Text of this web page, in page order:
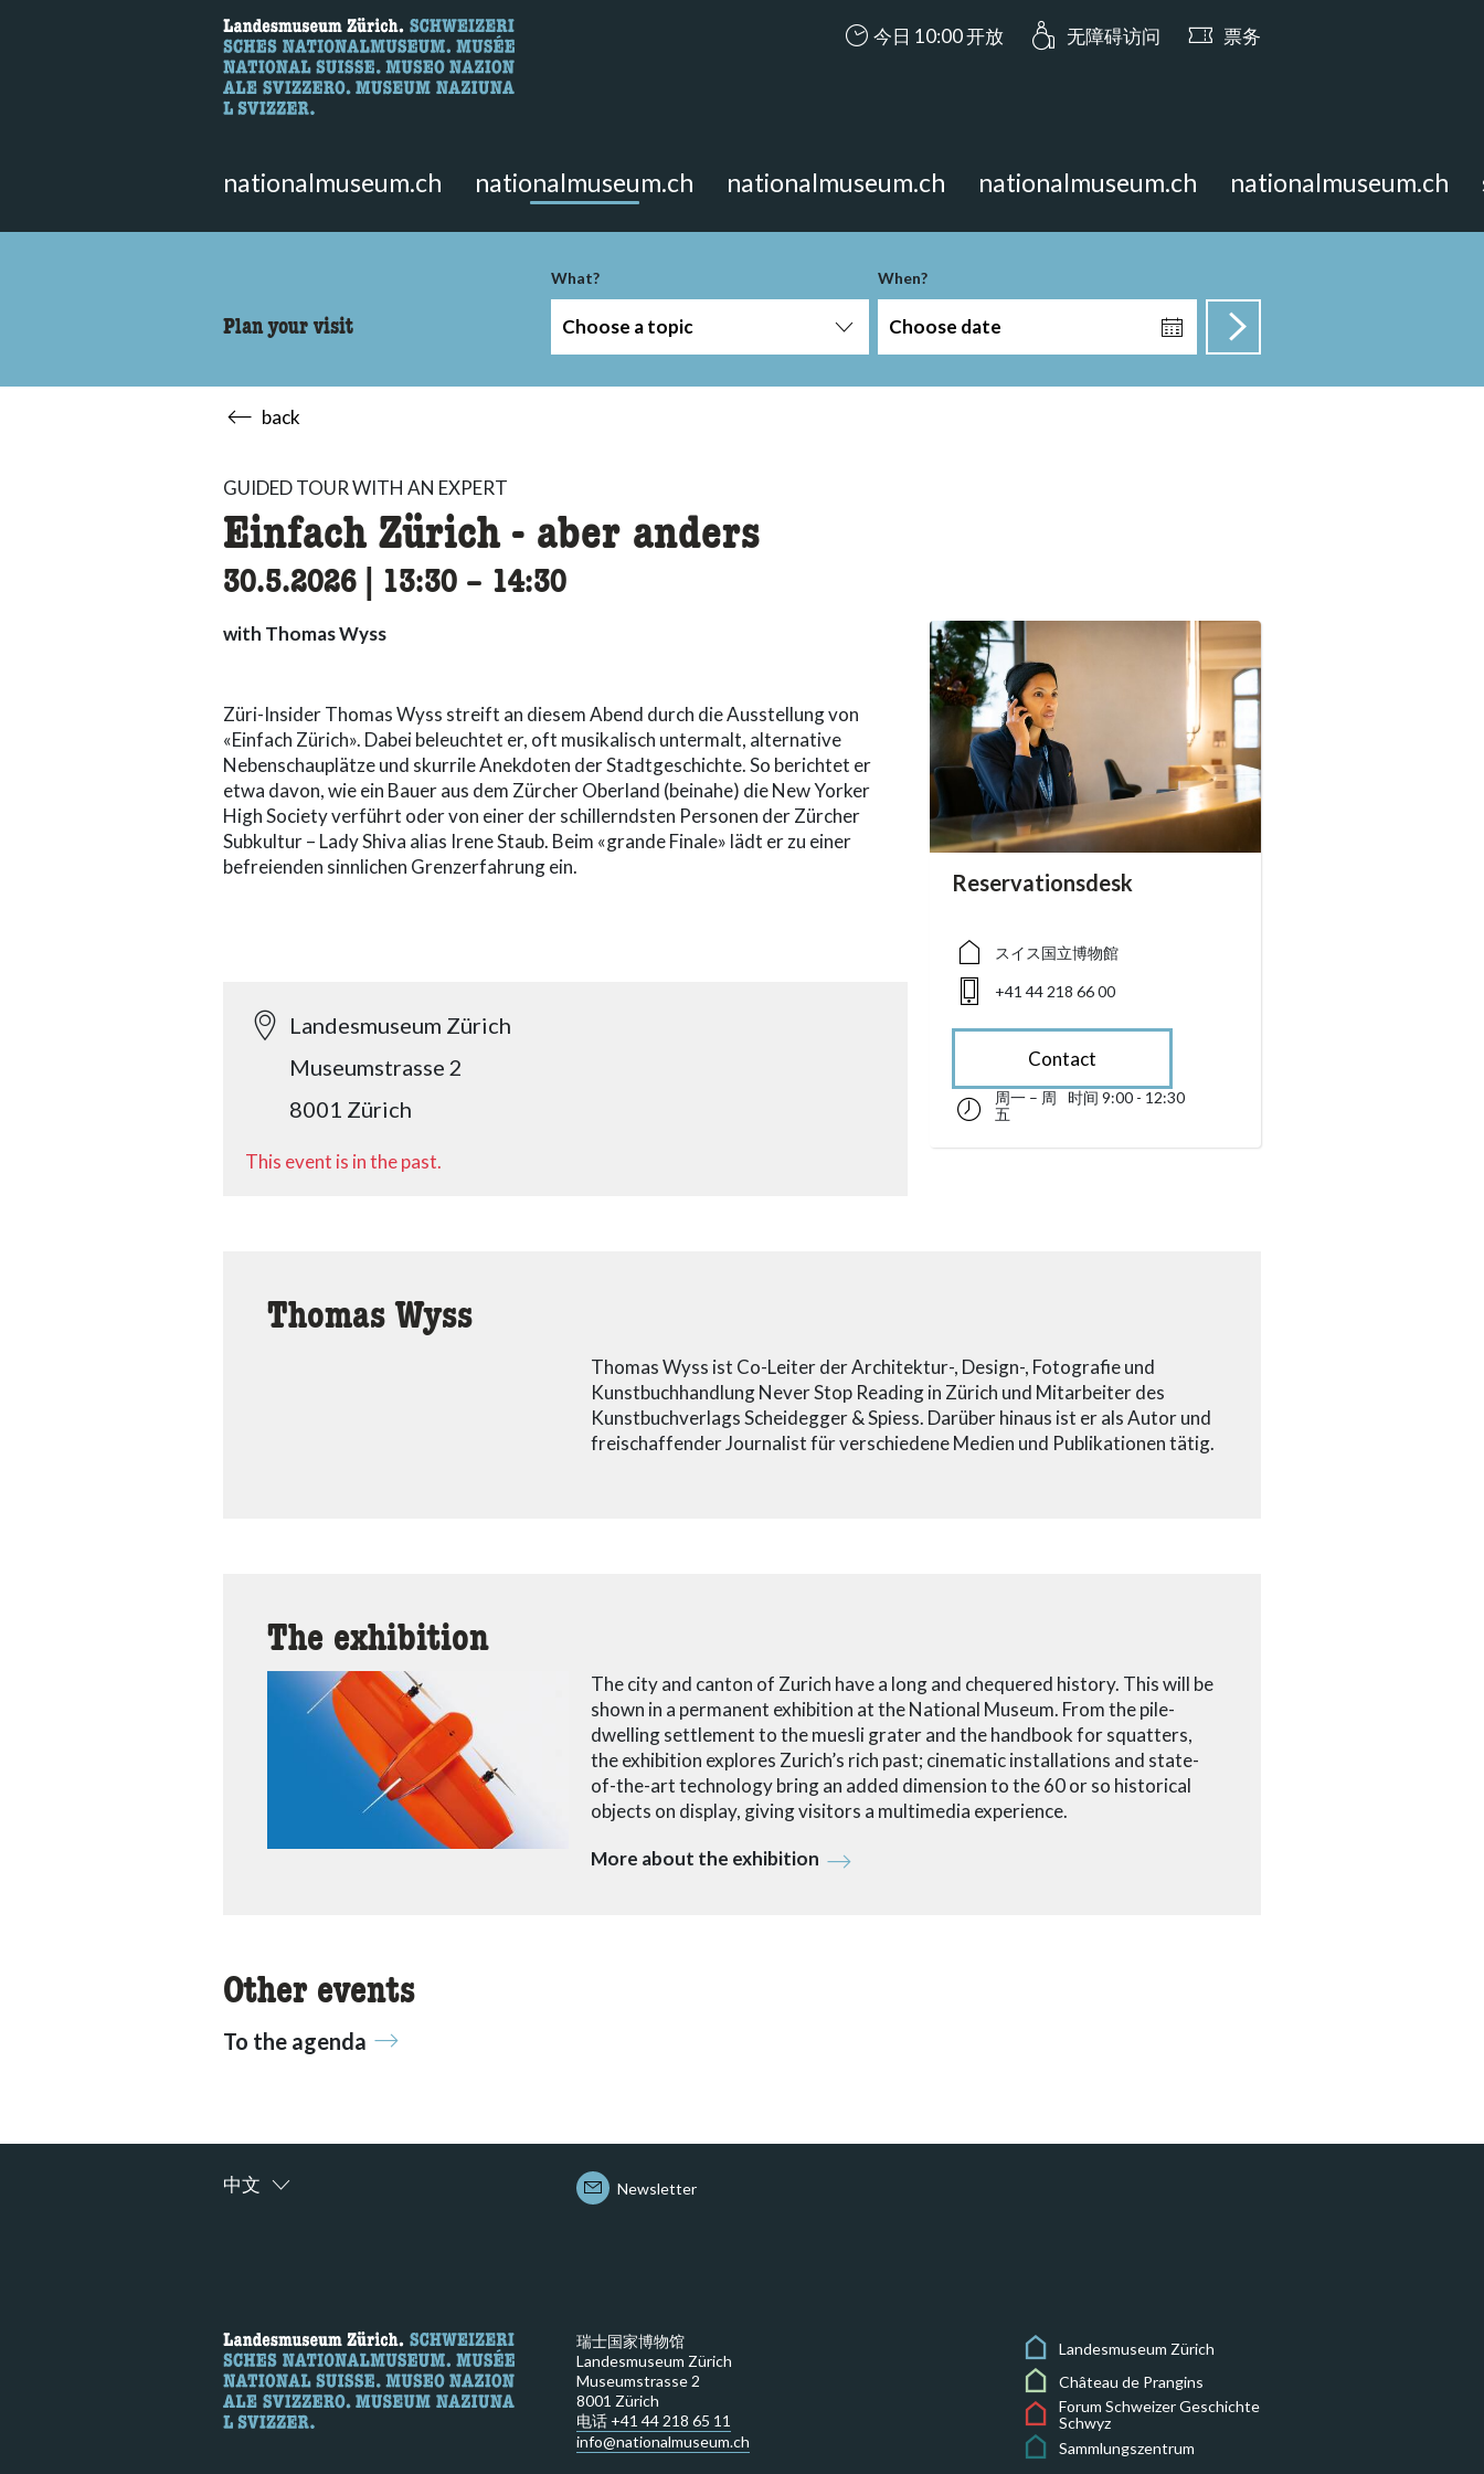
Here you can search for content on the page.
accessibility.aria.opening_hours: 今日 10:00 开放
今日 10:00 开放 无障碍访问 票务
nationalmuseum.ch nationalmuseum.ch nationalmuseum.ch nationalmuseum.ch nationalmuseum.ch
Plan your visit
What?
Choose a topic
When?
Choose date
back
GUIDED TOUR WITH AN EXPERT
Einfach Zürich - aber anders
30.5.2026 13:30 accessibility.time_to
– 14:30
with Thomas Wyss
Züri-Insider Thomas Wyss streift an diesem Abend durch die Ausstellung von
«Einfach Zürich». Dabei beleuchtet er, oft musikalisch untermalt, alternative
Nebenschauplätze und skurrile Anekdoten der Stadtgeschichte. So berichtet er
etwa davon, wie ein Bauer aus dem Zürcher Oberland (beinahe) die New Yorker
High Society verführt oder von einer der schillerndsten Personen der Zürcher
Subkultur – Lady Shiva alias Irene Staub. Beim «grande Finale» lädt er zu einer
befreienden sinnlichen Grenzerfahrung ein.
Landesmuseum Zürich
Museumstrasse 2
8001 Zürich
This event is in the past.
accessibility.sr-only.person_card_info
Reservationsdesk
accessibility.sr-only.museum
スイス国立博物館
accessibility.sr-only.phone
+41 44 218 66 00
Contact
accessibility.sr-only.opening_hours
星期一 till 星期五 09:00 - 12:30
周一 – 周
五
时间 9:00 - 12:30
Thomas Wyss
Thomas Wyss ist Co-Leiter der Architektur-, Design-, Fotografie und
Kunstbuchhandlung Never Stop Reading in Zürich und Mitarbeiter des
Kunstbuchverlags Scheidegger & Spiess. Darüber hinaus ist er als Autor und
freischaffender Journalist für verschiedene Medien und Publikationen tätig.
The exhibition
The city and canton of Zurich have a long and chequered history. This will be
shown in a permanent exhibition at the National Museum. From the pile-
dwelling settlement to the muesli grater and the handbook for squatters,
the exhibition explores Zurich’s rich past; cinematic installations and state-
of-the-art technology bring an added dimension to the 60 or so historical
objects on display, giving visitors a multimedia experience.
More about the exhibition
Other events
To the agenda
中文 Newsletter
瑞士国家博物馆
Landesmuseum Zürich
Museumstrasse 2
8001 Zürich
电话 +41 44 218 65 11
info@nationalmuseum.ch
Landesmuseum Zürich
Château de Prangins
Forum Schweizer Geschichte
Schwyz
Sammlungszentrum